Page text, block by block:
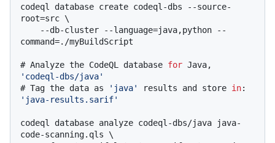
codeql database create codeql-dbs --source-
root=src \
# Analyze the CodeQL database for
'codeql-dbs/java'
# Tag the data as 'java' results and store in
'java-results.sarif'
codeql database analyze codeql-dbs/java java-
code-scanning.qls \